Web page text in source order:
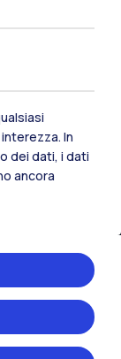
In
dei dati, i dati
ancora